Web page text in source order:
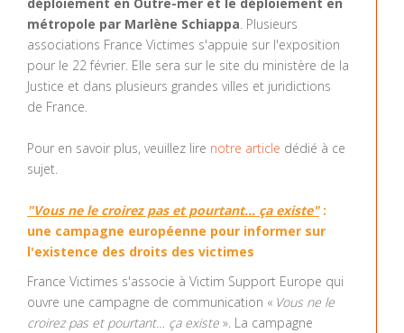
métropole par Marlène Schiappa. Plusieurs
associations France Victimes s'appuie sur l'exposition
pour le 22 février. Elle sera sur le site du ministère de la
Justice et dans plusieurs grandes villes et juridictions
de France.
Pour en savoir plus, veuillez lire notre article dédié à ce
sujet.
"Vous ne le croirez pas et pourtant… ça existe" :
une campagne européenne pour informer sur
l'existence des droits des victimes
France Victimes s'associe à Victim Support Europe qui
ouvre une campagne de communication « Vous ne le
croirez pas et pourtant… ça existe ». La campagne